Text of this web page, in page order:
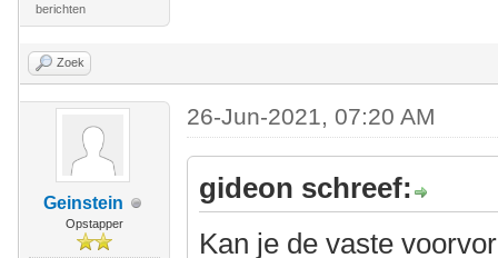
berichten
Zoek
Geinstein
Opstapper
26-Jun-2021, 07:20 AM
gideon schreef:
Kan je de vaste